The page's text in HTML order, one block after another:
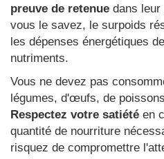
preuve de retenue dans leur
vous le savez, le surpoids
les dépenses énergétiques
nutriments.
Vous ne devez pas
légumes, d'œufs, de
Respectez votre satiété en
quantité de nourriture
risquez de compromettre